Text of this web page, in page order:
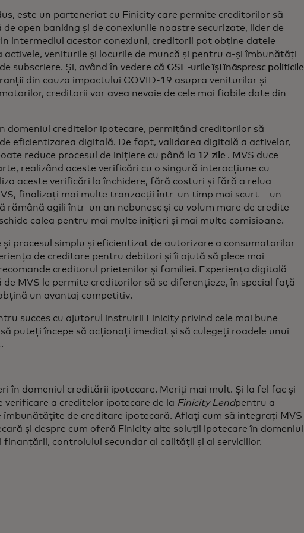
este un parteneriat cu Finicity care permite creditorilor să
open banking și de conexiunile noastre securizate, lider de
intermediul acestor conexiuni, creditorii pot obține datele
activele, veniturile și locurile de muncă și pentru a-și îmbunătăți
subscriere. Și, având în vedere că GSE-urile își înăspresc politicile
din cauza impactului COVID-19 asupra veniturilor și
creditorii vor avea nevoie de cele mai fiabile date din
domeniul creditelor ipotecare, permițând creditorilor să
eficientizarea digitală. De fapt, validarea digitală a activelor,
reduce procesul de inițiere cu până la 12 zile . MVS duce
realizând aceste verificări cu o singură interacțiune cu
aceste verificări la închidere, fără costuri și fără a relua
finalizați mai multe tranzacții într-un timp mai scurt – un
rămână agili într-un an nebunesc și cu volum mare de credite
calea pentru mai multe inițieri și mai multe comisioane.
procesul simplu și eficientizat de autorizare a consumatorilor
de creditare pentru debitori și îi ajută să plece mai
creditorul prietenilor și familiei. Experiența digitală
MVS le permite creditorilor să se diferențieze, în special față
un avantaj competitiv.
succes cu ajutorul instruirii Finicity privind cele mai bune
puteți începe să acționați imediat și să culegeți roadele unui
în domeniul creditării ipotecare. Meriți mai mult. Și la fel fac și
verificare a creditelor ipotecare de la Finicity Lendpentru a
de creditare ipotecară. Aflați cum să integrați MVS
și despre cum oferă Finicity alte soluții ipotecare în domeniul
controlului secundar al calității și al serviciilor.